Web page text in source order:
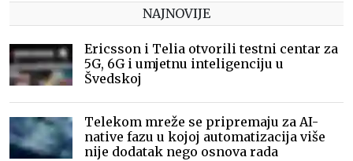
NAJNOVIJE
Ericsson i Telia otvorili testni centar za
5G, 6G i umjetnu inteligenciju u
Švedskoj
Telekom mreže se pripremaju za AI-
native fazu u kojoj automatizacija više
nije dodatak nego osnova rada